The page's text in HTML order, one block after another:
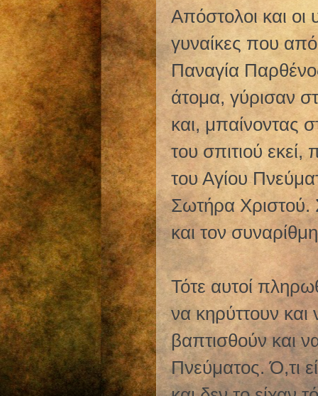
Απόστολοι και οι
γυναίκες που
Παναγία
άτομα, γύρισαν
και, μπαίνοντας
του σπιτιού
του Αγίου
Σωτήρα Χριστού.
και τον
Τότε αυτοί
να κηρύττουν
βαπτισθούν και
Πνεύματος. Ό,τι